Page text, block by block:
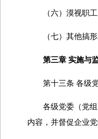
（六）漠视职工
（七）其他搞形
第三章 实施与
第十三条 各级党
各级党委（党组）
内容，并督促企业